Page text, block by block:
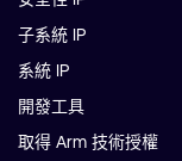
子系統 IP
系統 IP
開發工具
取得 Arm 技術授權